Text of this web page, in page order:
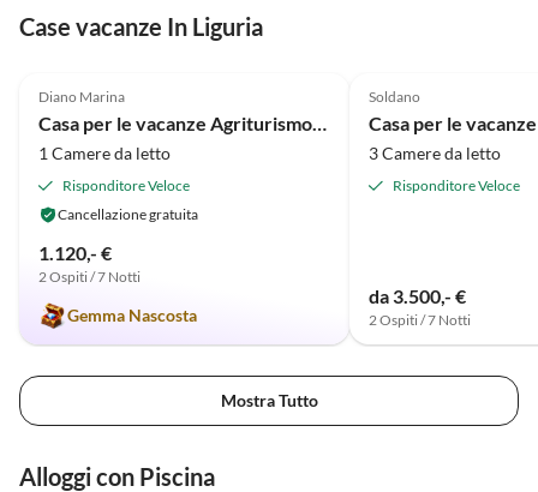
Case vacanze In Liguria
Diano Marina
Casa per le vacanze Agriturismo il Melograno
1 Camere da letto
Risponditore Veloce
Cancellazione gratuita
1.120,- €
2 Ospiti / 7 Notti
Gemma Nascosta
Soldano
3 Camere da letto
Risponditore Veloce
da 3.500,- €
2 Ospiti / 7 Notti
Mostra Tutto
Alloggi con Piscina